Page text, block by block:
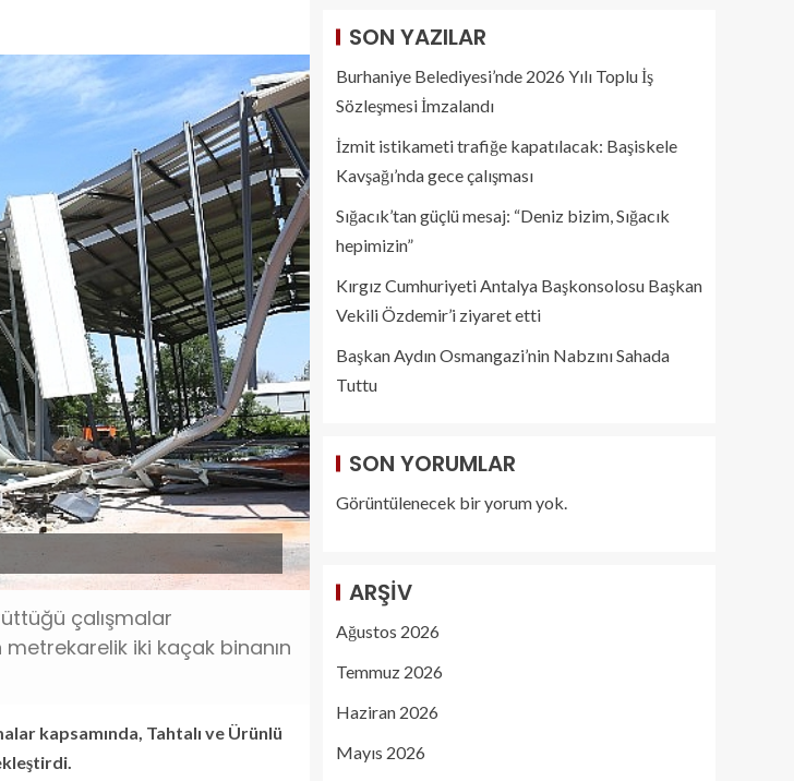
çalışmalar
iki kaçak binanın
kapsamında, Tahtalı ve Ürünlü
SON YAZILAR
Burhaniye Belediyesi’nde 2026 Yılı Toplu İş
Sözleşmesi İmzalandı
İzmit istikameti trafiğe kapatılacak: Başiskele
Kavşağı’nda gece çalışması
Sığacık’tan güçlü mesaj: “Deniz bizim, Sığacık
hepimizin”
Kırgız Cumhuriyeti Antalya Başkonsolosu Başkan
Vekili Özdemir’i ziyaret etti
Başkan Aydın Osmangazi’nin Nabzını Sahada
Tuttu
SON YORUMLAR
Görüntülenecek bir yorum yok.
ARŞIV
Ağustos 2026
Temmuz 2026
Haziran 2026
Mayıs 2026